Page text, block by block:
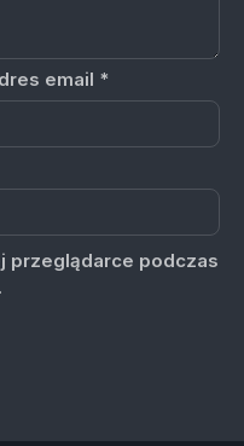
email *
przeglądarce podczas